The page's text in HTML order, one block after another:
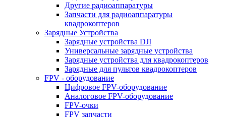
Другие радиоаппаратуры
Запчасти для радиоаппаратуры
квадрокоптеров
Зарядные Устройства
Зарядные устройства DJI
Универсальные зарядные устройства
Зарядные устройства для квадрокоптеров
Зарядные для пультов квадрокоптеров
FPV - оборудование
Цифровое FPV-оборудование
Аналоговое FPV-оборудование
FPV-очки
FPV запчасти